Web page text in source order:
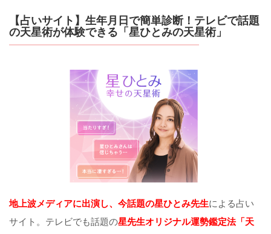
【占いサイト】生年月日で簡単診断！テレビで話題
の天星術が体験できる「星ひとみの天星術」
地上波メディアに出演し、今話題の星ひとみ先生による占い
サイト。テレビでも話題の星先生オリジナル運勢鑑定法「天